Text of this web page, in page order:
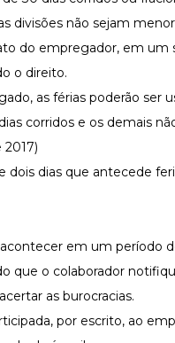
divisões não sejam
do empregador, em
o direito.
as férias poderão ser
corridos e os demais
2017)
dois dias que antecede
em um período
que o colaborador
as burocracias.
por escrito, ao